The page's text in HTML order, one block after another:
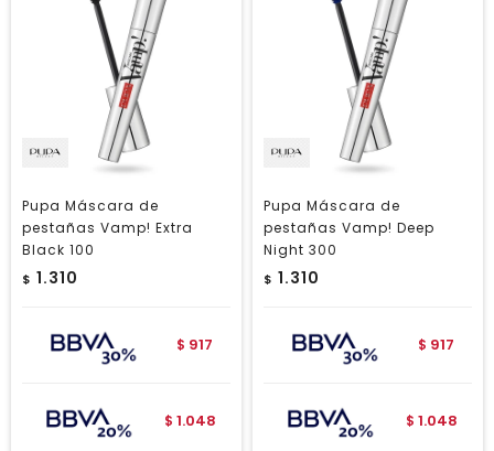
Pupa Máscara de
pestañas Vamp! Extra
Black 100
$ 1.310
$ 917
$ 1.048
Pupa Máscara de
pestañas Vamp! Deep
Night 300
$ 1.310
$ 917
$ 1.048